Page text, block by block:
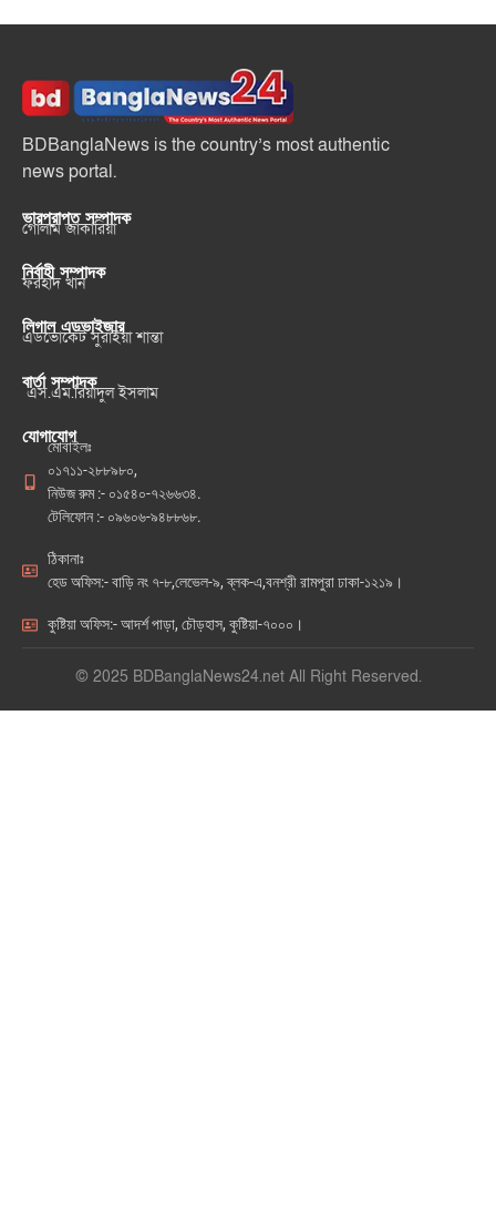
BDBanglaNews is the country’s most authentic
news portal.
ভারপ্রাপ্ত সম্পাদক
গোলাম জাকারিয়া
নির্বাহী সম্পাদক
ফরহাদ খান
লিগাল এডভাইজার
এডভোকেট সুরাইয়া শান্তা
বার্তা সম্পাদক
এস.এম.রিয়াদুল ইসলাম
যোগাযোগ
মোবাইলঃ
০১৭১১-২৮৮৯৮০,
নিউজ রুম :- ০১৫৪০-৭২৬৬৩৪.
টেলিফোন :- ০৯৬০৬-৯৪৮৮৬৮.
ঠিকানাঃ
হেড অফিস:- বাড়ি নং ৭-৮,লেভেল-৯, ব্লক-এ,বনশ্রী রামপুরা ঢাকা-১২১৯।
কুষ্টিয়া অফিস:- আদর্শ পাড়া, চৌড়হাস, কুষ্টিয়া-৭০০০।
© 2025 BDBanglaNews24.net All Right Reserved.